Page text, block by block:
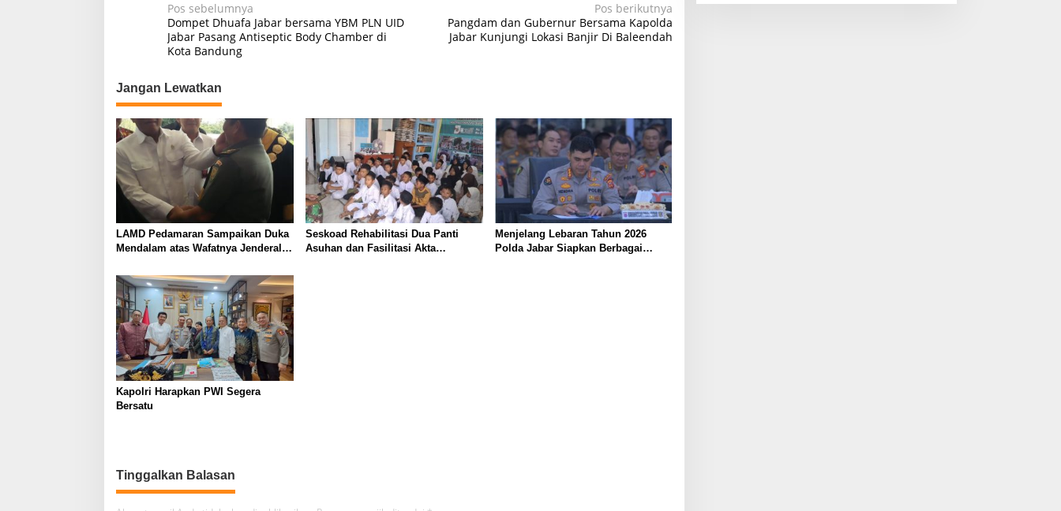
N
a
v
i
g
a
s
i
p
o
s
Pos sebelumnya
Dompet Dhuafa Jabar bersama YBM PLN UID
Jabar Pasang Antiseptic Body Chamber di
Kota Bandung
Pos berikutnya
Pangdam dan Gubernur Bersama Kapolda
Jabar Kunjungi Lokasi Banjir Di Baleendah
Jangan Lewatkan
LAMD Pedamaran Sampaikan Duka
Mendalam atas Wafatnya Jenderal
Seskoad Rehabilitasi Dua Panti
Asuhan dan Fasilitasi Akta
Menjelang Lebaran Tahun 2026
Polda Jabar Siapkan Berbagai
Kapolri Harapkan PWI Segera
Bersatu
Tinggalkan Balasan